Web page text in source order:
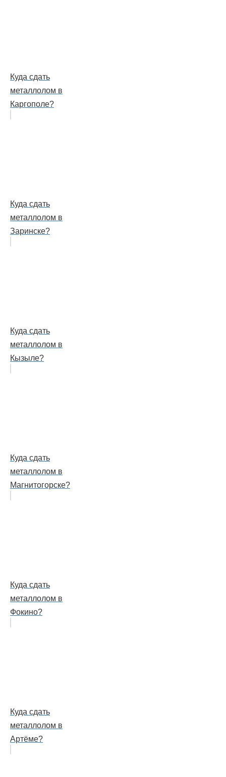
Куда сдать
металлолом в
Каргополе?
Куда сдать
металлолом в
Заринске?
Куда сдать
металлолом в
Кызыле?
Куда сдать
металлолом в
Магнитогорске?
Куда сдать
металлолом в
Фокино?
Куда сдать
металлолом в
Артёме?